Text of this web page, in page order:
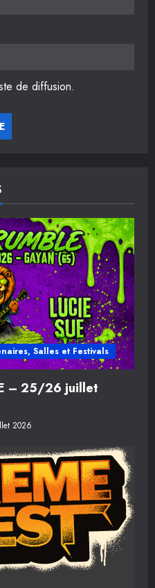
de diffusion.
Salles et Festivals
– 25/26 juillet
2026